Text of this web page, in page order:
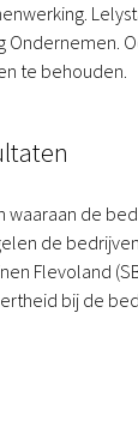
Ondernemen.
te behouden.
waaraan de
de
Flevoland
bij de